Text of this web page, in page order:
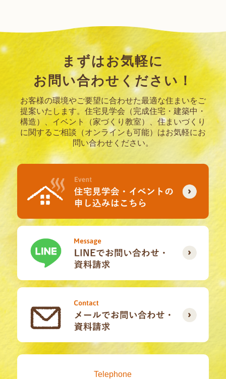
まずはお気軽に
お問い合わせください！
お客様の環境やご要望に合わせた最適な住まいをご
提案いたします。 住宅見学会（完成住宅・建築中・
構造）、イベント（家づくり教室）、住まいづくり
に関するご相談（オンラインも可能）はお気軽にお
問い合わせください。
Telephone